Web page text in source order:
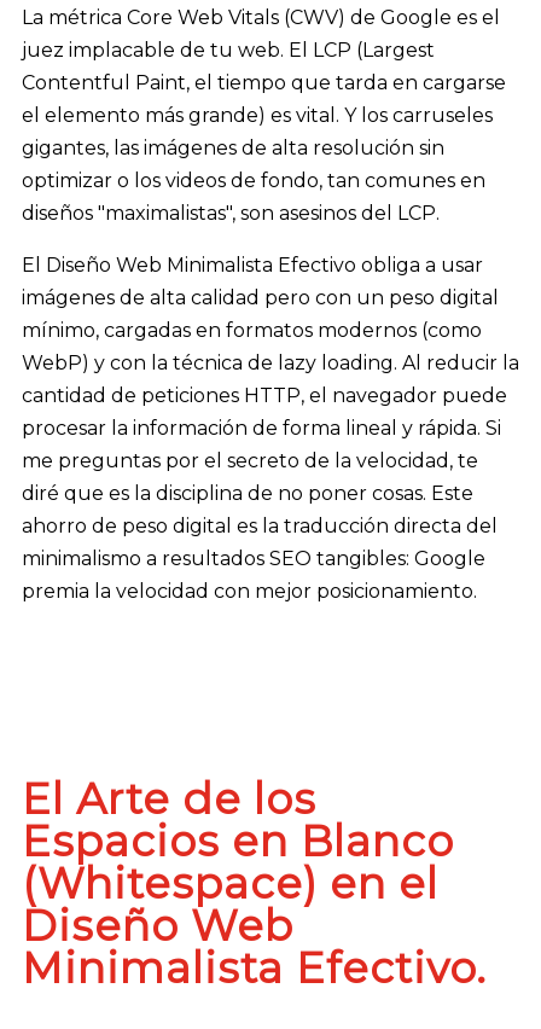
La métrica Core Web Vitals (CWV) de Google es el
juez implacable de tu web. El LCP (Largest
Contentful Paint, el tiempo que tarda en cargarse
el elemento más grande) es vital. Y los carruseles
gigantes, las imágenes de alta resolución sin
optimizar o los videos de fondo, tan comunes en
diseños "maximalistas", son asesinos del LCP.
El Diseño Web Minimalista Efectivo obliga a usar
imágenes de alta calidad pero con un peso digital
mínimo, cargadas en formatos modernos (como
WebP) y con la técnica de lazy loading. Al reducir la
cantidad de peticiones HTTP, el navegador puede
procesar la información de forma lineal y rápida. Si
me preguntas por el secreto de la velocidad, te
diré que es la disciplina de no poner cosas. Este
ahorro de peso digital es la traducción directa del
minimalismo a resultados SEO tangibles: Google
premia la velocidad con mejor posicionamiento.
El Arte de los
Espacios en Blanco
(Whitespace) en el
Diseño Web
Minimalista Efectivo.